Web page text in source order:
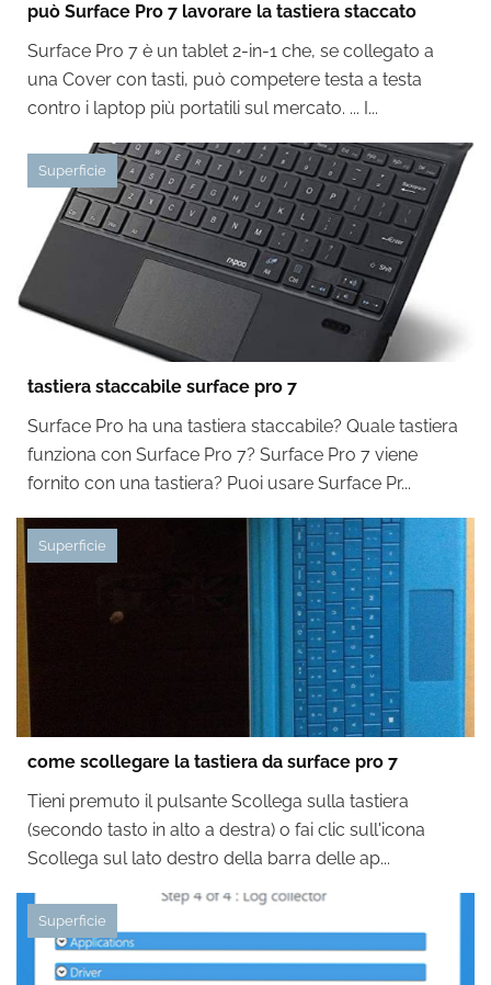
può Surface Pro 7 lavorare la tastiera staccato
Surface Pro 7 è un tablet 2-in-1 che, se collegato a
una Cover con tasti, può competere testa a testa
contro i laptop più portatili sul mercato. ... I...
Superficie
tastiera staccabile surface pro 7
Surface Pro ha una tastiera staccabile? Quale tastiera
funziona con Surface Pro 7? Surface Pro 7 viene
fornito con una tastiera? Puoi usare Surface Pr...
Superficie
come scollegare la tastiera da surface pro 7
Tieni premuto il pulsante Scollega sulla tastiera
(secondo tasto in alto a destra) o fai clic sull'icona
Scollega sul lato destro della barra delle ap...
Superficie